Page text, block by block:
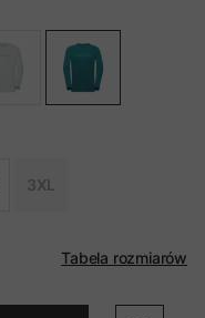
3XL
Tabela rozmiarów